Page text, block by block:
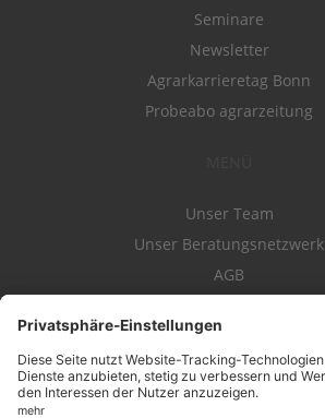
Seminare
Newsletter
Agrarkarrieretag Bonn
Probeabo agrarzeitung
Unser Team
Unser Beratungsnetzwerk
AGB
Datenschutz
Impressum
Kontakt